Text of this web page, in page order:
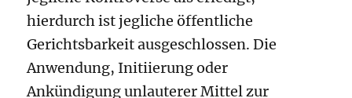
hierdurch ist jegliche öffentliche
Gerichtsbarkeit ausgeschlossen. Die
Anwendung, Initiierung oder
Ankündigung unlauterer Mittel zur